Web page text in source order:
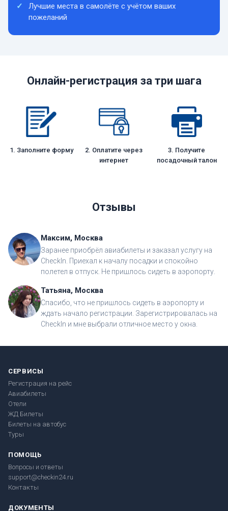
Лучшие места в самолёте с учётом ваших
пожеланий
Онлайн-регистрация за три шага
1. Заполните форму
2. Оплатите через
интернет
3. Получите
посадочный талон
Отзывы
Максим, Москва
Заранее приобрёл авиабилеты и заказал услугу на
CheckIn. Приехал к началу посадки и спокойно
полетел в отпуск. Не пришлось сидеть в аэропорту.
Татьяна, Москва
Спасибо, что не пришлось сидеть в аэропорту и
ждать начало регистрации. Зарегистрировалась на
CheckIn и мне выбрали отличное место у окна.
СЕРВИСЫ
Регистрация на рейс
Авиабилеты
Отели
ЖД Билеты
Билеты на автобус
Туры
ПОМОЩЬ
Вопросы и ответы
support@checkin24.ru
Контакты
ДОКУМЕНТЫ